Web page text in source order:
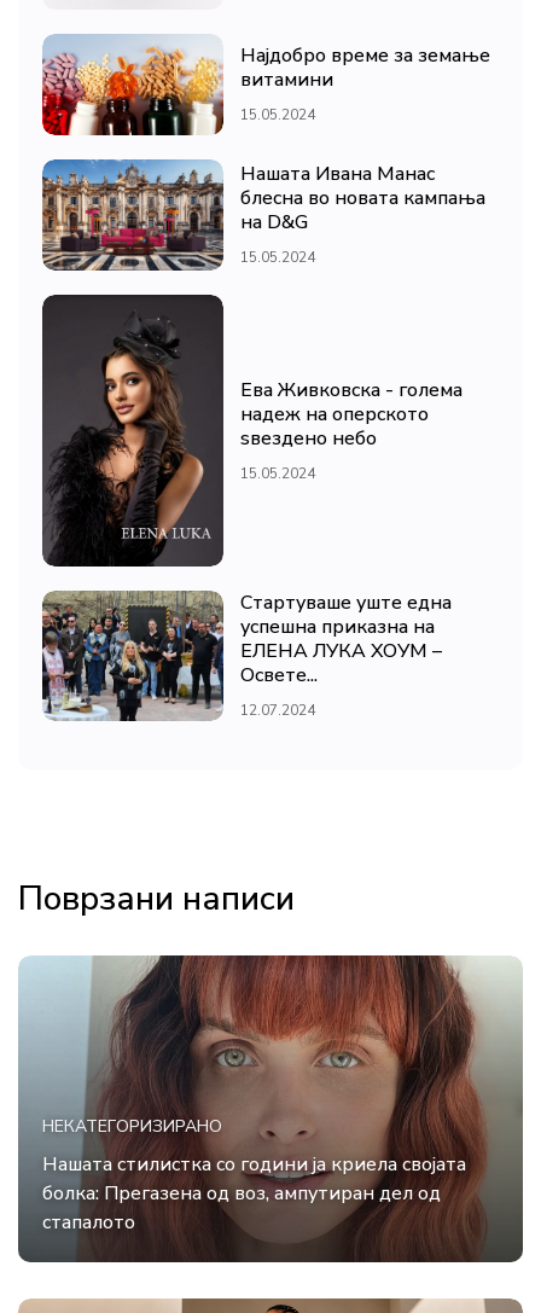
Најдобро време за земање
витамини
15.05.2024
Нашата Ивана Манас
блесна во новата кампања
на D&G
15.05.2024
Ева Живковска - голема
надеж на оперското
ѕвездено небо
15.05.2024
Стартуваше уште една
успешна приказна на
ЕЛЕНА ЛУКА ХОУМ –
Освете...
12.07.2024
Поврзани написи
НЕКАТЕГОРИЗИРАНО
Нашата стилистка со години ја криела својата
болка: Прегазена од воз, ампутиран дел од
стапалото